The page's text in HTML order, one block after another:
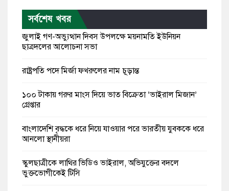
সর্বশেষ খবর
জুলাই গণ-অভ্যুত্থান দিবস উপলক্ষে ময়নামতি ইউনিয়ন
ছাত্রদলের আলোচনা সভা
রাষ্ট্রপতি পদে মির্জা ফখরুলের নাম চূড়ান্ত
১০০ টাকায় গরুর মাংস দিয়ে ভাত বিক্রেতা ‘ভাইরাল মিজান’
গ্রেপ্তার
বাংলাদেশি বৃদ্ধকে ধরে নিয়ে যাওয়ার পরে ভারতীয় যুবককে ধরে
আনলো স্থানীয়রা
স্কুলছাত্রীকে লাথির ভিডিও ভাইরাল, অভিযুক্তের বদলে
ভুক্তভোগীকেই টিসি